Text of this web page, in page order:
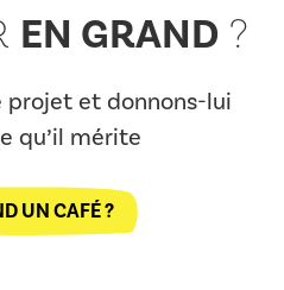
EN GRAND ?
projet et donnons-lui
qu’il mérite
UN CAFÉ ?